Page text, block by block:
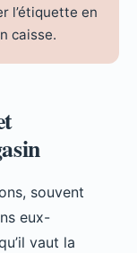
l’étiquette en
caisse.
souvent
eux-
vaut la